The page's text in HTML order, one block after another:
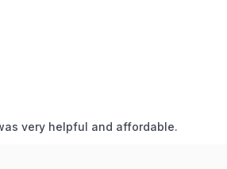
very helpful and affordable.